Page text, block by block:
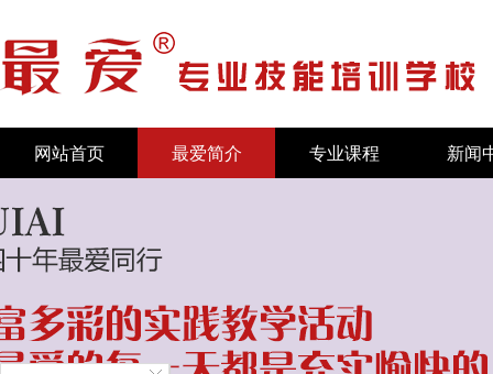
网站首页 最爱简介 专业课程 新闻